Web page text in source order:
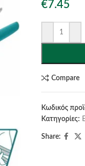
€7.45
Compare
Κωδικός
Κατηγορίες:
Share: